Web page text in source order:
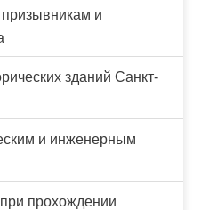
и
зданий Санкт-
и инженерным
прохождении